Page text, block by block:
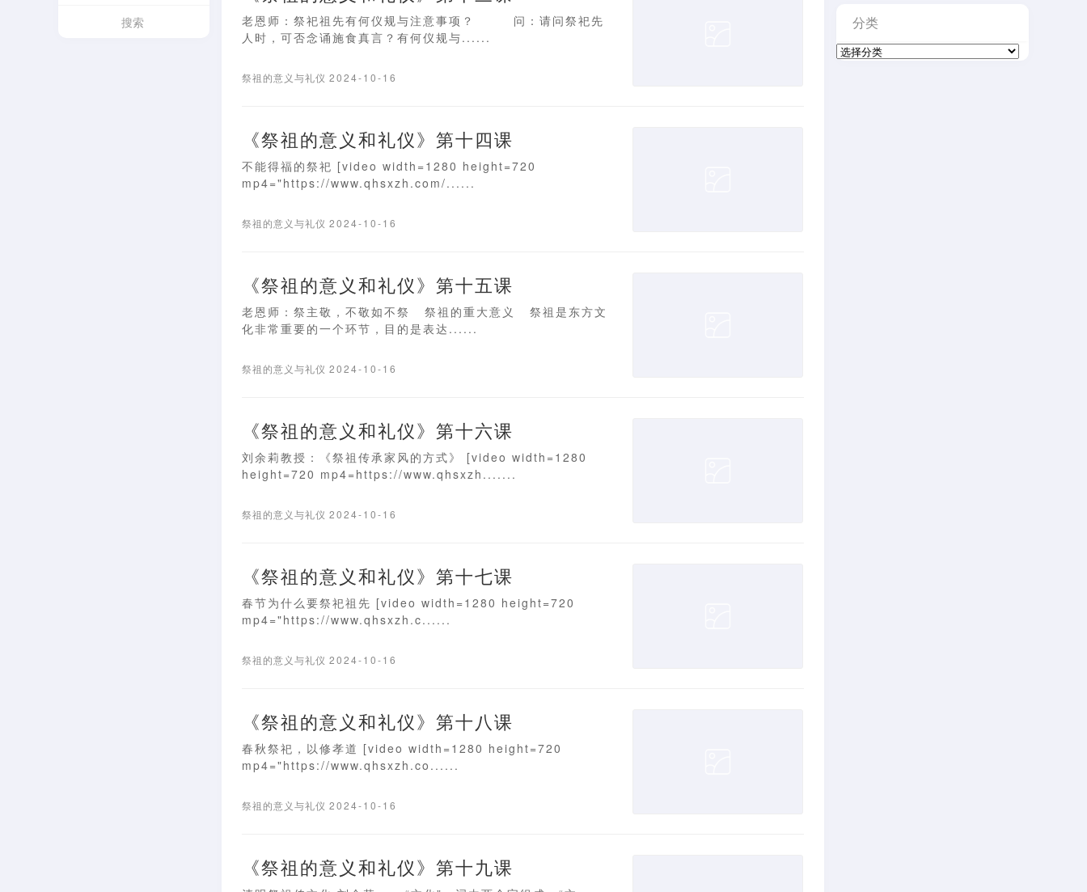
老恩师：祭祀祖先有何仪规与注意事项？ 问：请问祭祀先
人时，可否念诵施食真言？有何仪规与......
祭祖的意义与礼仪2024-10-16
《祭祖的意义和礼仪》第十四课
不能得福的祭祀 [video width=1280 height=720
mp4="https://www.qhsxzh.com/......
祭祖的意义与礼仪2024-10-16
《祭祖的意义和礼仪》第十五课
老恩师：祭主敬，不敬如不祭 祭祖的重大意义 祭祖是东方文
化非常重要的一个环节，目的是表达......
祭祖的意义与礼仪2024-10-16
《祭祖的意义和礼仪》第十六课
刘余莉教授：《祭祖传承家风的方式》 [video width=1280
height=720 mp4=https://www.qhsxzh.......
祭祖的意义与礼仪2024-10-16
《祭祖的意义和礼仪》第十七课
春节为什么要祭祀祖先 [video width=1280 height=720
mp4="https://www.qhsxzh.c......
祭祖的意义与礼仪2024-10-16
《祭祖的意义和礼仪》第十八课
春秋祭祀，以修孝道 [video width=1280 height=720
mp4="https://www.qhsxzh.co......
祭祖的意义与礼仪2024-10-16
《祭祖的意义和礼仪》第十九课
分类
分